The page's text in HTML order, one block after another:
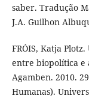
saber. Tradução
J.A. Guilhon
FRÓIS, Katja
entre biopolítica e
Agamben. 2010.
Humanas).